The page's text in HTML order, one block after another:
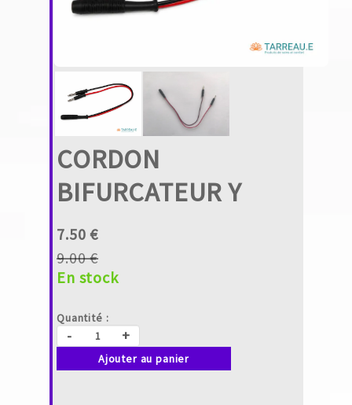
CORDON
BIFURCATEUR Y
7.50 €
9.00 €
En stock
Quantité :
- +
Ajouter au panier